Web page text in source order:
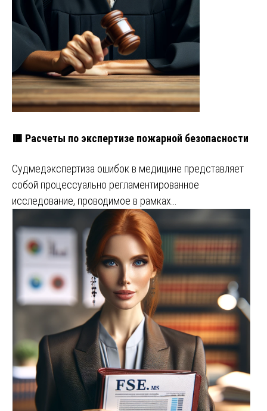
🟥 Расчеты по экспертизе пожарной безопасности
Судмедэкспертиза ошибок в медицине представляет
собой процессуально регламентированное
исследование, проводимое в рамках…